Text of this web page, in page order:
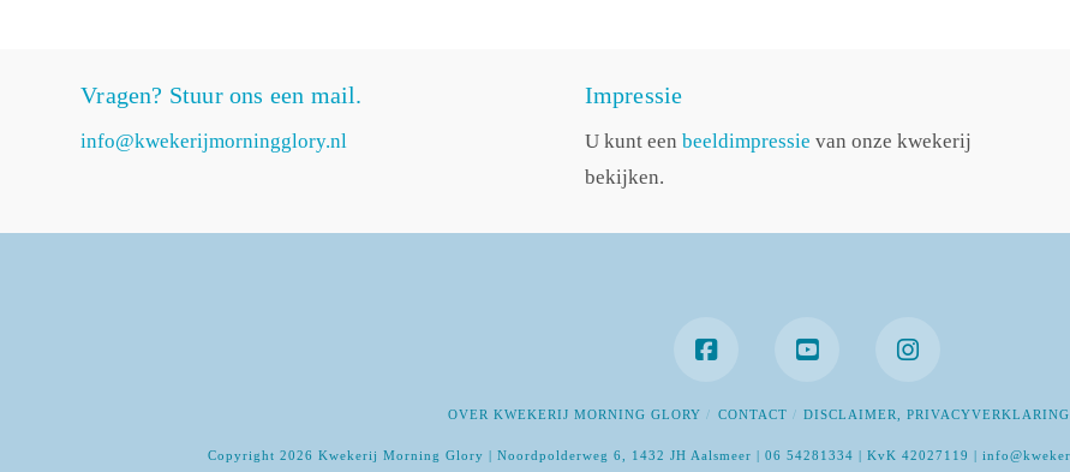
Vragen? Stuur ons een mail.
info@kwekerijmorningglory.nl
Impressie
U kunt een beeldimpressie van onze kwekerij
bekijken.
OVER KWEKERIJ MORNING GLORY CONTACT DISCLAIMER,
Copyright 2026 Kwekerij Morning Glory | Noordpolderweg 6, 1432 JH Aalsmeer | 06 54281334 | KvK 42027119 |